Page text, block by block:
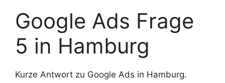
Google Ads Frage
5 in Hamburg
Kurze Antwort zu Google Ads in Hamburg.